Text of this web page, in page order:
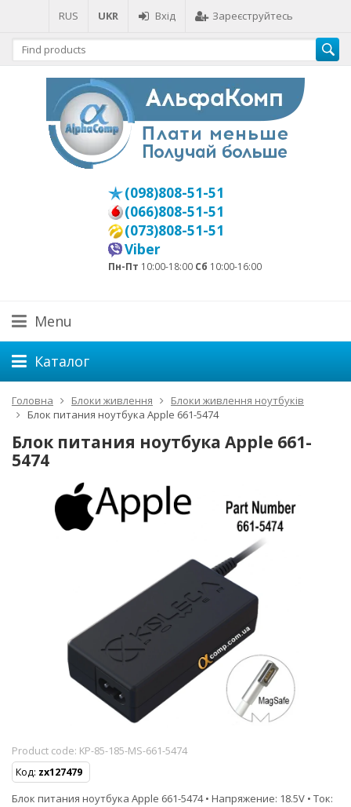
RUS UKR Вхід Зареєструйтесь
(098)808-51-51
(066)808-51-51
(073)808-51-51
Viber
Пн-Пт 10:00-18:00 Сб 10:00-16:00
Menu
Каталог
Головна Блоки живлення
Блоки живлення ноутбуків
Блок питания ноутбука Apple 661-5474
Блок питания ноутбука Apple 661-
5474
Product code: KP-85-185-MS-661-5474
Код: zx127479
Блок питания ноутбука Apple 661-5474 • Напряжение: 18.5V • Ток: